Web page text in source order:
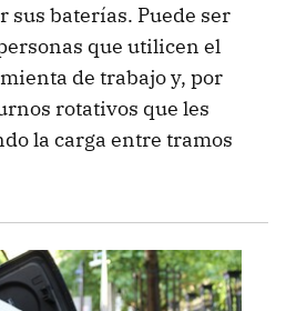
sus baterías. Puede ser
que utilicen el
de trabajo y, por
rotativos que les
la carga entre tramos